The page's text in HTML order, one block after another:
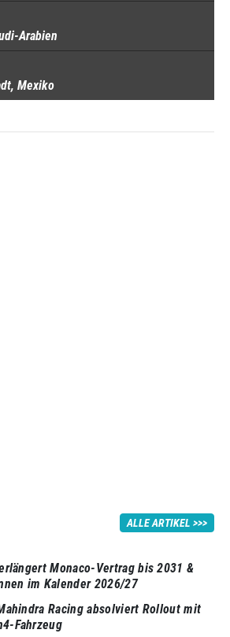
Arabien
Mexiko
ALLE ARTIKEL
Monaco-Vertrag bis 2031 &
im Kalender 2026/27
Racing absolviert Rollout mit
Fahrzeug